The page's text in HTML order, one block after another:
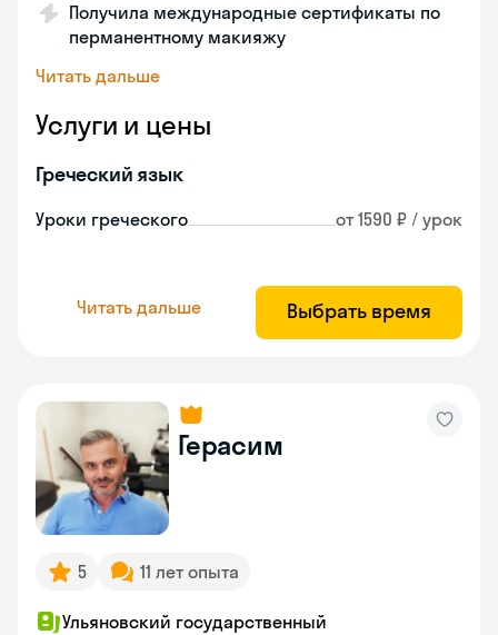
Получила международные сертификаты по
перманентному макияжу
Читать дальше
Услуги и цены
Греческий язык
Уроки греческого от 1590 ₽ / урок
Читать дальше Выбрать время
Герасим
5 11 лет опыта
Ульяновский государственный